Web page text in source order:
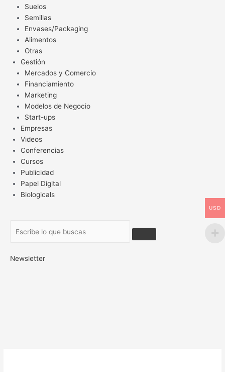
Suelos
Semillas
Envases/Packaging
Alimentos
Otras
Gestión
Mercados y Comercio
Financiamiento
Marketing
Modelos de Negocio
Start-ups
Empresas
Videos
Conferencias
Cursos
Publicidad
Papel Digital
Biologicals
Newsletter
USD